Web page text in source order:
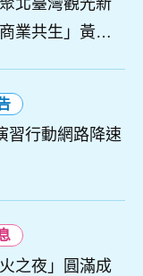
業共生」黃金
習行動網路降速
之夜」圓滿成